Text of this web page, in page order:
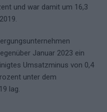
und war damit um 16,3
Januar 2023 ein
Umsatzminus von 0,4
unter dem
lag.